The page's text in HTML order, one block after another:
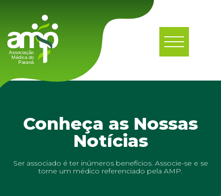
Conheça as Nossas
Notícias
Ser associado é ter inúmeros benefícios. Associe-se e se
torne um médico referenciado pela AMP.